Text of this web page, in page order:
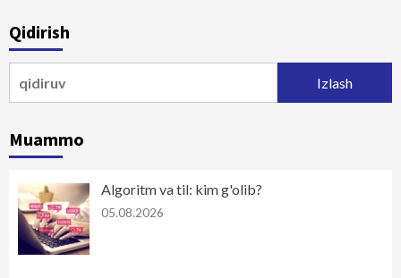
Qidirish
Muammo
Algoritm va til: kim g'olib?
05.08.2026